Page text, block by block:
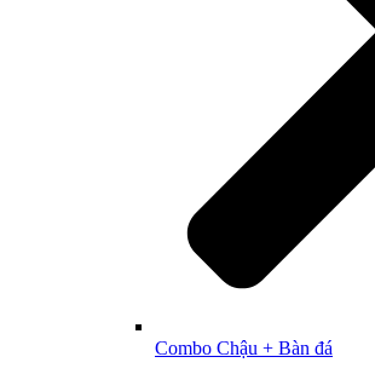
Combo Chậu + Bàn đá